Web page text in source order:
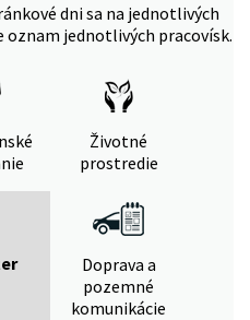
dni sa na jednotlivých
jednotlivých pracovísk.
Životné
prostredie
Doprava a
pozemné
komunikácie